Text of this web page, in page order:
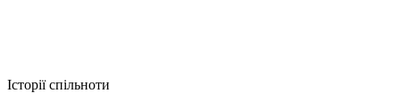
Історії спільноти